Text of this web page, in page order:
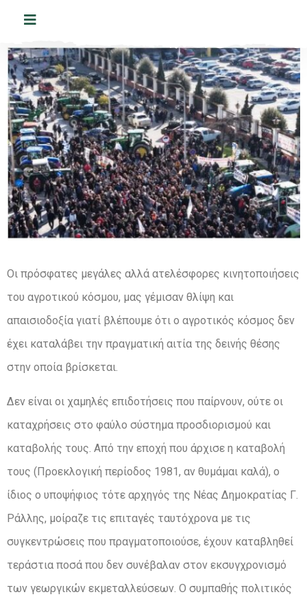
Οι πρόσφατες μεγάλες αλλά ατελέσφορες κινητοποιήσεις
του αγροτικού κόσμου, μας γέμισαν θλίψη και
απαισιοδοξία γιατί βλέπουμε ότι ο αγροτικός κόσμος δεν
έχει καταλάβει την πραγματική αιτία της δεινής θέσης
στην οποία βρίσκεται.
Δεν είναι οι χαμηλές επιδοτήσεις που παίρνουν, ούτε οι
καταχρήσεις στο φαύλο σύστημα προσδιορισμού και
καταβολής τους. Από την εποχή που άρχισε η καταβολή
τους (Προεκλογική περίοδος 1981, αν θυμάμαι καλά), ο
ίδιος ο υποψήφιος τότε αρχηγός της Νέας Δημοκρατίας Γ.
Ράλλης, μοίραζε τις επιταγές ταυτόχρονα με τις
συγκεντρώσεις που πραγματοποιούσε, έχουν καταβληθεί
τεράστια ποσά που δεν συνέβαλαν στον εκσυγχρονισμό
των γεωργικών εκμεταλλεύσεων. Ο συμπαθής πολιτικός